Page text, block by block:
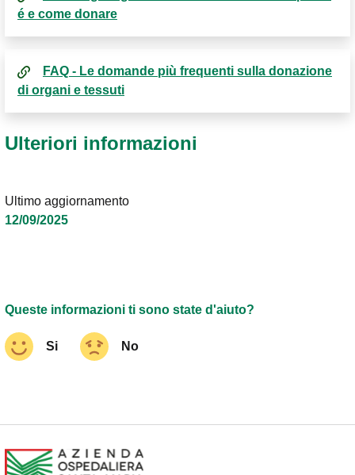
é e come donare
FAQ - Le domande più frequenti sulla donazione
di organi e tessuti
Ulteriori informazioni
Ultimo aggiornamento
12/09/2025
Queste informazioni ti sono state d'aiuto?
Si No